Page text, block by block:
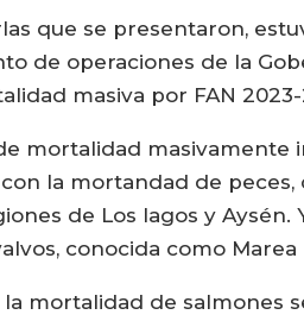
que se presentaron,
de operaciones de la
masiva por FAN 2023-
mortalidad
la mortandad de
de Los lagos y
conocida como
mortalidad de salmones